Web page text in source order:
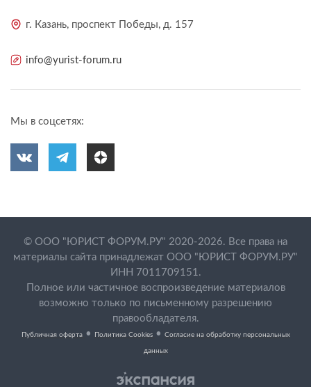
г. Казань, проспект Победы, д. 157
info@yurist-forum.ru
Мы в соцсетях:
© ООО "ЮРИСТ ФОРУМ.РУ" 2020-2026. Все права на
материалы сайта принадлежат ООО "ЮРИСТ ФОРУМ.РУ"
ИНН 7011709151.
Полное или частичное воспроизведение материалов
возможно только по письменному разрешению
правообладателя.
Публичная оферта • Политика Cookies • Согласие на обработку персональных
данных